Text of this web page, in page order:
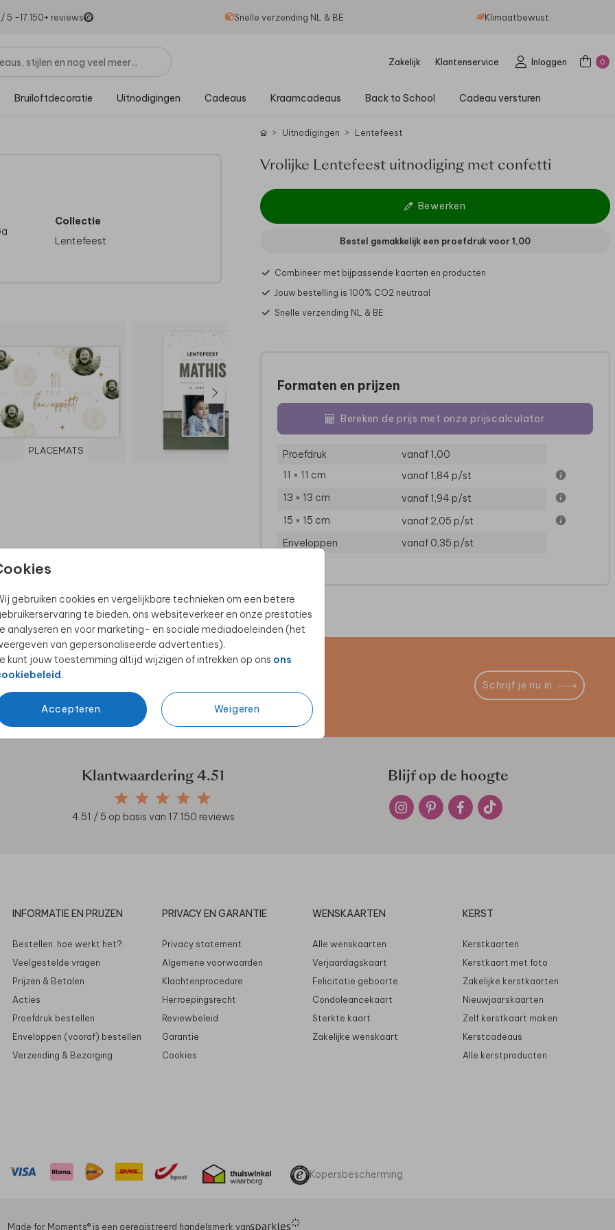
/ 5 -17.150+ reviews Snelle verzending NL & BE Klimaatbewust
Zakelijk Klantenservice Inloggen 0
Bruiloftdecoratie Uitnodigingen Cadeaus Kraamcadeaus Back to School Cadeau versturen
gebruiken cookies en vergelijkbare technieken om een betere
te bieden, ons websiteverkeer en onze prestaties
analyseren en voor marketing- en sociale mediadoeleinden (het
van gepersonaliseerde advertenties).
kunt jouw toestemming altijd wijzigen of intrekken op ons ons
.
Accepteren Weigeren
Collectie
Lentefeest
PLACEMATS
Uitnodigingen Lentefeest
Vrolijke Lentefeest uitnodiging met confetti
Bewerken
Bestel gemakkelijk een proefdruk voor 1,00
Combineer met bijpassende kaarten en producten
Jouw bestelling is 100% CO2 neutraal
Snelle verzending NL & BE
Formaten en prijzen
Bereken de prijs met onze prijscalculator
Proefdruk
vanaf 1,00
11 × 11 cm
vanaf 1,84 p/st
13 × 13 cm
vanaf 1,94 p/st
15 × 15 cm
vanaf 2,05 p/st
Enveloppen
vanaf 0,35 p/st
samenwerkingen!
Schrijf je nu in
Klantwaardering4.51
4.51 / 5 op basis van 17.150 reviews
Blijf op de hoogte
INFORMATIE EN PRIJZEN
Bestellen: hoe werkt het?
Veelgestelde vragen
Prijzen & Betalen
Acties
Proefdruk bestellen
Enveloppen (vooraf) bestellen
Verzending & Bezorging
PRIVACY EN GARANTIE
Privacy statement
Algemene voorwaarden
Klachtenprocedure
Herroepingsrecht
Reviewbeleid
Garantie
Cookies
WENSKAARTEN
Alle wenskaarten
Verjaardagskaart
Felicitatie geboorte
Condoleancekaart
Sterkte kaart
Zakelijke wenskaart
KERST
Kerstkaarten
Kerstkaart met foto
Zakelijke kerstkaarten
Nieuwjaarskaarten
Zelf kerstkaart maken
Kerstcadeaus
Alle kerstproducten
Kopersbescherming
Made for Moments®️ is een geregistreerd handelsmerk van